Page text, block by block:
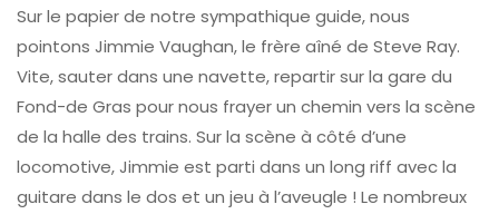
Sur le papier de notre sympathique guide, nous
pointons Jimmie Vaughan, le frère aîné de Steve Ray.
Vite, sauter dans une navette, repartir sur la gare du
Fond-de Gras pour nous frayer un chemin vers la scène
de la halle des trains. Sur la scène à côté d’une
locomotive, Jimmie est parti dans un long riff avec la
guitare dans le dos et un jeu à l’aveugle ! Le nombreux